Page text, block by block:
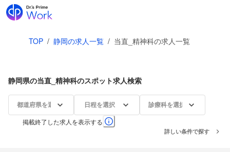
TOP / 静岡の求人一覧 / 当直_精神科の求人一覧
静岡県の当直_精神科のスポット求人検索
都道府県を選択 日程を選択 診療科を選択
掲載終了した求人を表示する
詳しい条件で探す